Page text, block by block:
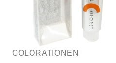
COLORATIONEN